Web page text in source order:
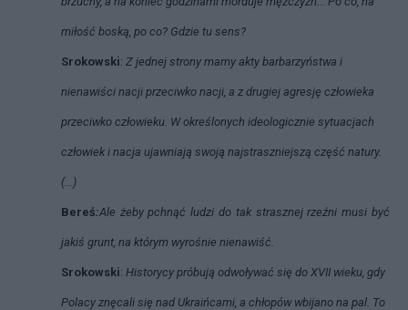
miłość boską, po co? Gdzie tu sens?
Srokowski: Z jednej strony mamy akty barbarzyństwa i
nienawiści nacji przeciwko nacji, a z drugiej agresję człowieka
przeciwko człowieku. W określonych ideologicznie sytuacjach
człowiek i nacja ujawniają swoją najstraszniejszą część natury.
(...)
Bereś:Ale żeby pchnąć ludzi do tak strasznej rzeźni musi być
jakiś grunt, na którym wyrośnie nienawiść.
Srokowski: Historycy próbują odwoływać się do XVII wieku, gdy
Polacy znęcali się nad Ukraińcami, a chłopów wbijano na pal. To